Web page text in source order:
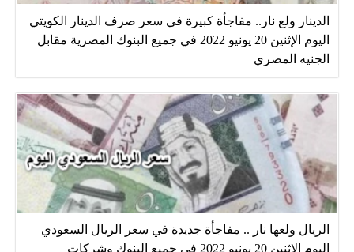
الدينار ولع نار.. مفاجأة كبيرة في سعر صرف الدينار الكويتي
اليوم الإثنين 20 يونيو 2022 في جميع البنوك المصرية مقابل
الجنيه المصري
الريال ولعها نار .. مفاجأة جديدة في سعر الريال السعودي
اليوم الإثنين 20 يونيو 2022 في جميع البنوك وشركات